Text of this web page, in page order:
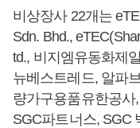
비상장사 22개는
Sdn. Bhd.,
td., 비지엠유동화제
뉴베스트레드, 알파
량가구용품유한공
SGC파트너스, SGC